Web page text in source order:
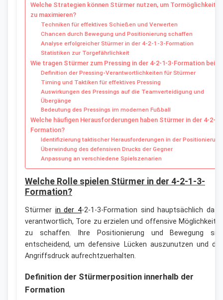
Welche Strategien können Stürmer nutzen, um Tormöglichkeiten
zu maximieren?
Techniken für effektives Schießen und Verwerten
Chancen durch Bewegung und Positionierung schaffen
Analyse erfolgreicher Stürmer in der 4-2-1-3-Formation
Statistiken zur Torgefährlichkeit
Wie tragen Stürmer zum Pressing in der 4-2-1-3-Formation bei?
Definition der Pressing-Verantwortlichkeiten für Stürmer
Timing und Taktiken für effektives Pressing
Auswirkungen des Pressings auf die Teamverteidigung und
Übergänge
Bedeutung des Pressings im modernen Fußball
Welche häufigen Herausforderungen haben Stürmer in der 4-2-1-
Formation?
Identifizierung taktischer Herausforderungen in der Positionierung
Überwindung des defensiven Drucks der Gegner
Anpassung an verschiedene Spielszenarien
Welche Rolle spielen Stürmer in der 4-2-1-3-
Formation?
Stürmer in der 4-2-1-3-Formation sind hauptsächlich
verantwortlich, Tore zu erzielen und offensive
zu schaffen. Ihre Positionierung und Bewegung
entscheidend, um defensive Lücken auszunutzen und
Angriffsdruck aufrechtzuerhalten.
Definition der Stürmerposition innerhalb der
Formation